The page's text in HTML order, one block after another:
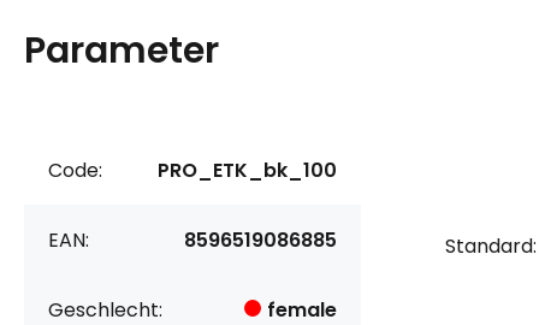
Parameter
Code: PRO_ETK_bk_100
EAN: 8596519086885
Geschlecht: female
Standard: